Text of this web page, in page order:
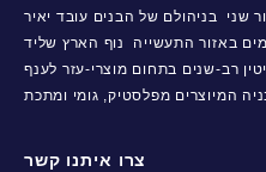
בניהולם של הבנים עובד יאיר
באזור התעשייה נוף הארץ שליד
רב-שנים בתחום מוצרי-עזר לענף
המיוצרים מפלסטיק, גומי ומתכת
צרו איתנו קשר